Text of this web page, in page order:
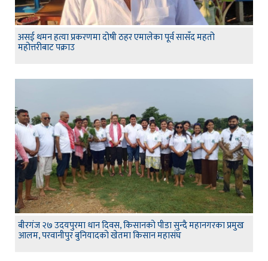
असई थमन हत्या प्रकरणमा दोषी ठहर एमालेका पूर्व सासँद महतो
महोत्तरीबाट पक्राउ
बीरगंज २७ उदयपुरमा धान दिवस, किसानको पीडा सुन्दै महानगरका प्रमुख
आलम, परवानीपुर बुनियादको खेतमा किसान महासंघ